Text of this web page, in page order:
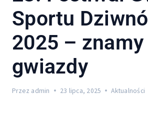
Sportu
2025 – znamy
gwiazdy
Przez admin 23 lipca, 2025 Aktualności